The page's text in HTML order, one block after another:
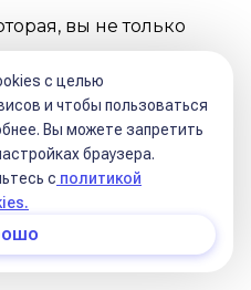
вы не только
других,
проблемами.
Лавринович
с целью
и чтобы пользоваться
Вы можете запретить
браузера.
с политикой